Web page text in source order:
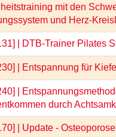
mit den
und Herz-
| DTB-Trainer Pilates
| Entspannung für
|
durch
| Update -